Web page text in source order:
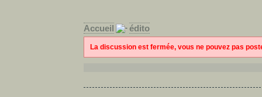
Accueil édito
La discussion est fermée, vous ne pouvez pas